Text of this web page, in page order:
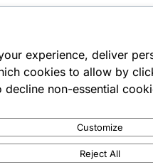
experience, deliver
cookies to allow by
decline non-essential
Customize
Reject All